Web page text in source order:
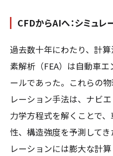
CFDからAIへ：シミュレ
過去数十年にわたり、計
素解析（FEA）は自動車
ールであった。これらの
レーション手法は、ナビ
力学方程式を解くことで
性、構造強度を予測して
レーションには膨大な計